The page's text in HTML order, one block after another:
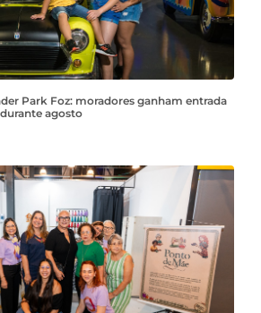
Park Foz: moradores ganham entrada
agosto